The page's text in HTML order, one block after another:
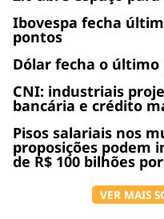
Ibovespa fecha
pontos
Dólar fecha o último
CNI: industriais
bancária e crédito
Pisos salariais nos
proposições podem
de R$ 100 bilhões
VER MAIS